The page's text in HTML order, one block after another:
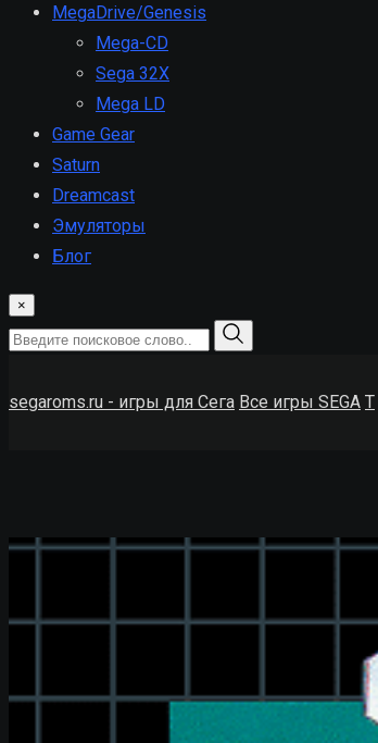
MegaDrive/Genesis
Mega-CD
Sega 32X
Mega LD
Game Gear
Saturn
Dreamcast
Эмуляторы
Блог
×
segaroms.ru - игры для Сега Все игры SEGA T